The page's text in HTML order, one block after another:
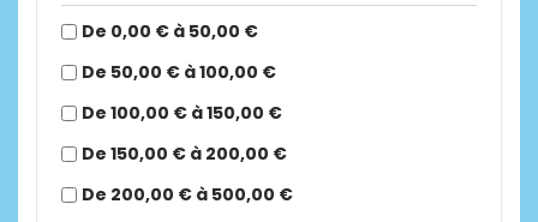
De 0,00 € à 50,00 €
De 50,00 € à 100,00 €
De 100,00 € à 150,00 €
De 150,00 € à 200,00 €
De 200,00 € à 500,00 €